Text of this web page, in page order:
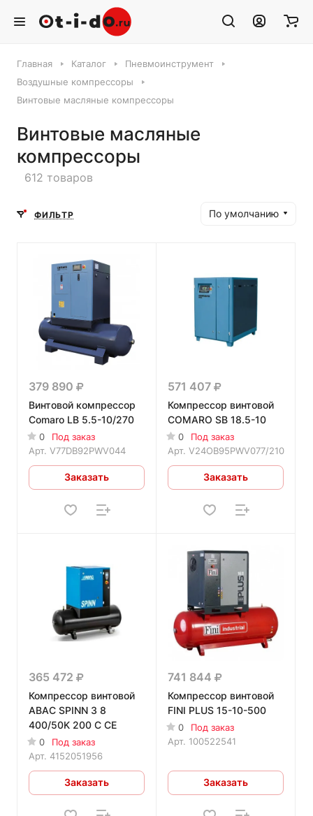
Главная Каталог
Пневмоинструмент
Воздушные компрессоры
Винтовые масляные компрессоры
Винтовые масляные
компрессоры
612 товаров
ФИЛЬТР По умолчанию
379 890
Винтовой компрессор
Comaro LB 5.5-10/270
0
Под заказ
Арт. V77DB92PWV044
Заказать
571 407
Компрессор винтовой
COMARO SB 18.5-10
0
Под заказ
Арт. V24OB95PWV077/210
Заказать
365 472
Компрессор винтовой
ABAC SPINN 3 8
400/50K 200 C CE
0
Под заказ
Арт. 4152051956
Заказать
741 844
Компрессор винтовой
FINI PLUS 15-10-500
0
Под заказ
Арт. 100522541
Заказать